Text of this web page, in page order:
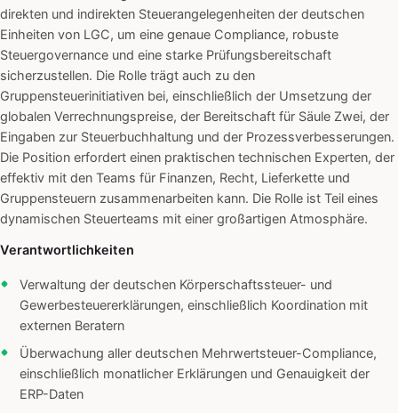
direkten und indirekten Steuerangelegenheiten der deutschen
Einheiten von LGC, um eine genaue Compliance, robuste
Steuergovernance und eine starke Prüfungsbereitschaft
sicherzustellen. Die Rolle trägt auch zu den
Gruppensteuerinitiativen bei, einschließlich der Umsetzung der
globalen Verrechnungspreise, der Bereitschaft für Säule Zwei, der
Eingaben zur Steuerbuchhaltung und der Prozessverbesserungen.
Die Position erfordert einen praktischen technischen Experten, der
effektiv mit den Teams für Finanzen, Recht, Lieferkette und
Gruppensteuern zusammenarbeiten kann. Die Rolle ist Teil eines
dynamischen Steuerteams mit einer großartigen Atmosphäre.
Verantwortlichkeiten
Verwaltung der deutschen Körperschaftssteuer- und
Gewerbesteuererklärungen, einschließlich Koordination mit
externen Beratern
Überwachung aller deutschen Mehrwertsteuer-Compliance,
einschließlich monatlicher Erklärungen und Genauigkeit der
ERP-Daten